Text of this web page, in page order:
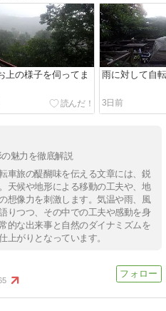
上の様子を伺ってま
雨に対して自
3日前
魅力を徹底解説
車旅の醍醐味を伝える文章には、鋭
天候や地形による移動の工夫や、地
想像力を刺激します。気温や雨、風
りつつ、その中での工夫や感動を身
的な出来事と自然のダイナミズムを
上がりとなっています。